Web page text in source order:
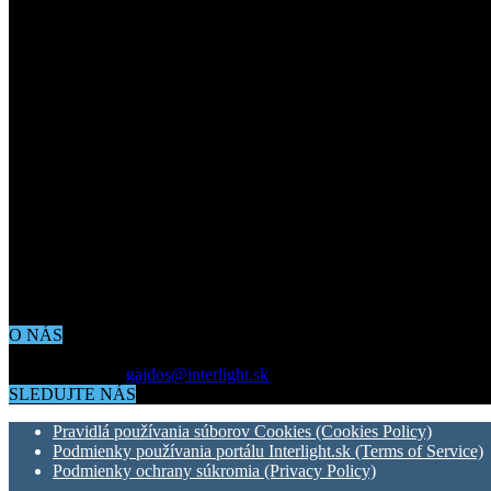
O NÁS
gajdos@interlight.sk
SLEDUJTE NÁS
Pravidlá používania súborov Cookies (Cookies Policy)
Podmienky používania portálu Interlight.sk (Terms of Service)
Podmienky ochrany súkromia (Privacy Policy)